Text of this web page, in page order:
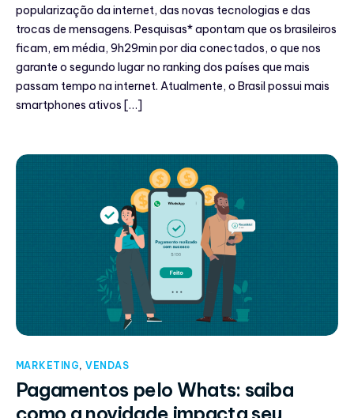
popularização da internet, das novas tecnologias e das
trocas de mensagens. Pesquisas* apontam que os brasileiros
ficam, em média, 9h29min por dia conectados, o que nos
garante o segundo lugar no ranking dos países que mais
passam tempo na internet. Atualmente, o Brasil possui mais
smartphones ativos […]
MARKETING,VENDAS
Pagamentos pelo Whats: saiba
como a novidade impacta seu